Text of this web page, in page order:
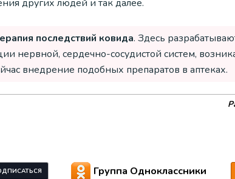
других людей и так далее.
последствий ковида. Здесь
нервной, сердечно-сосудистой систем,
внедрение подобных препаратов в аптеках.
Группа Одноклассники